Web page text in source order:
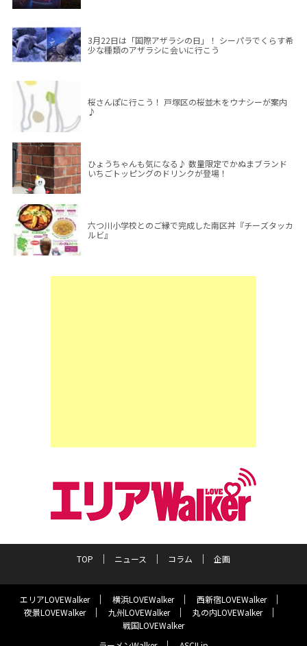
3月22日は「国際アザラシの日」！ シーパラでくらす希
少な種類のアザラシに会いに行こう
桜さんぽに行こう！ 戸塚区の桜並木をウナシーが案内
♪
ひょうちゃんも気になる♪ 数量限定でかぬまブランド
いちごトッピングのドリンクが登場！
六つ川小学校とのご縁で完成した南区丼『チーズタッカ
ルビ』
TOP ニュース コラム 企画
エリアLOVEWalker 横浜LOVEWalker
西新宿LOVEWalker
夜景LOVEWalker
九州LOVEWalker
丸の内LOVEWalker
戦国LOVEWalker